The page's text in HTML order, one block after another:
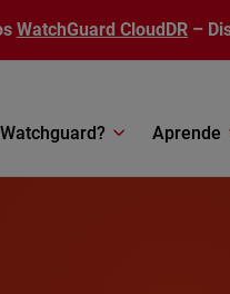
WatchGuard CloudDR –
Aprende